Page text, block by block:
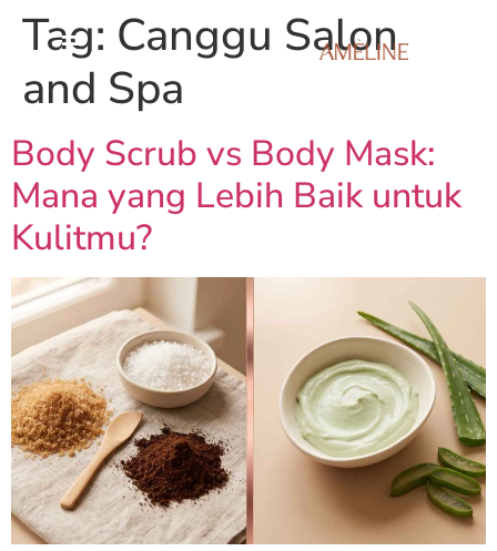
Tag: Canggu Salon
and Spa
Body Scrub vs Body Mask:
Mana yang Lebih Baik untuk
Kulitmu?